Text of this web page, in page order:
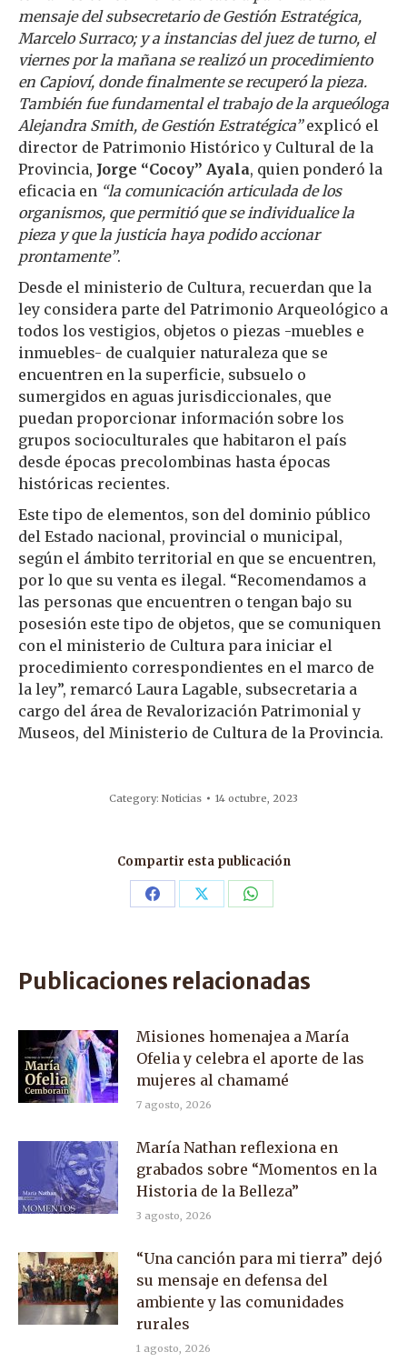
mensaje del subsecretario de Gestión Estratégica,
Marcelo Surraco; y a instancias del juez de turno, el
viernes por la mañana se realizó un procedimiento
en Capioví, donde finalmente se recuperó la pieza.
También fue fundamental el trabajo de la arqueóloga
Alejandra Smith, de Gestión Estratégica”explicó el
director de Patrimonio Histórico y Cultural de la
Provincia, Jorge “Cocoy” Ayala, quien ponderó la
eficacia en “la comunicación articulada de los
organismos, que permitió que se individualice la
pieza y que la justicia haya podido accionar
prontamente”.
Desde el ministerio de Cultura, recuerdan que la
ley considera parte del Patrimonio Arqueológico a
todos los vestigios, objetos o piezas -muebles e
inmuebles- de cualquier naturaleza que se
encuentren en la superficie, subsuelo o
sumergidos en aguas jurisdiccionales, que
puedan proporcionar información sobre los
grupos socioculturales que habitaron el país
desde épocas precolombinas hasta épocas
históricas recientes.
Este tipo de elementos, son del dominio público
del Estado nacional, provincial o municipal,
según el ámbito territorial en que se encuentren,
por lo que su venta es ilegal. “Recomendamos a
las personas que encuentren o tengan bajo su
posesión este tipo de objetos, que se comuniquen
con el ministerio de Cultura para iniciar el
procedimiento correspondientes en el marco de
la ley”, remarcó Laura Lagable, subsecretaria a
cargo del área de Revalorización Patrimonial y
Museos, del Ministerio de Cultura de la Provincia.
Category: Noticias 14 octubre, 2023
Compartir esta publicación
Share Share Share
Publicaciones relacionadas
Misiones homenajea a María
Ofelia y celebra el aporte de las
mujeres al chamamé
7 agosto, 2026
María Nathan reflexiona en
grabados sobre “Momentos en la
Historia de la Belleza”
3 agosto, 2026
“Una canción para mi tierra” dejó
su mensaje en defensa del
ambiente y las comunidades
rurales
1 agosto, 2026